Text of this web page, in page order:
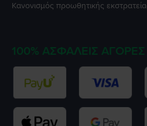
Κανονισμός προωθητικής
100% ΑΣΦΑΛΕΊΣ ΑΓΟΡΈΣ